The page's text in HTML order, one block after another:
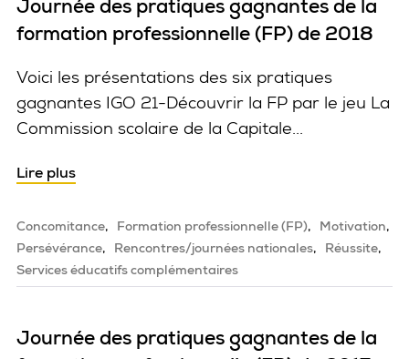
Journée des pratiques gagnantes de la
formation professionnelle (FP) de 2018
Voici les présentations des six pratiques
gagnantes IGO 21-Découvrir la FP par le jeu La
Commission scolaire de la Capitale...
Lire plus
Concomitance Formation professionnelle (FP)
Motivation
Persévérance
Rencontres/journées nationales
Réussite
Services éducatifs complémentaires
Journée des pratiques gagnantes de la